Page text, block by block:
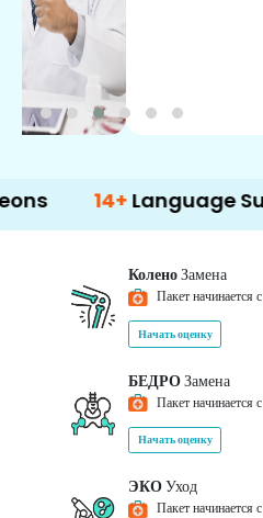
14+Language Support
КоленоЗамена
Пакет начинается с
Начать оценку
БЕДРОЗамена
Пакет начинается с
Начать оценку
ЭКОУход
Пакет начинается с